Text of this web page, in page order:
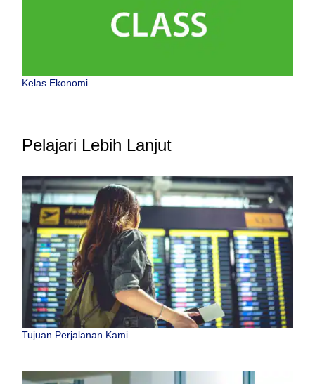
Kelas Ekonomi
Pelajari Lebih Lanjut
Tujuan Perjalanan Kami